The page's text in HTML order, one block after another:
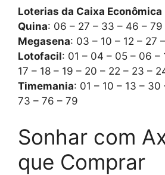
Loterias da Caixa Econômica
Quina: 06 – 27 – 33 – 46 – 79
Megasena: 03 – 10 – 12 – 27
Lotofacil: 01 – 04 – 05 – 06 –
17 – 18 – 19 – 20 – 22 – 23 –
Timemania: 01 – 10 – 13 –
73 – 76 – 79
Sonhar com
que Comprar